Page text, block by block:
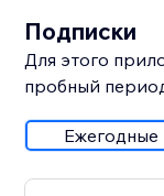
Подписки
Для этого
пробный
Ежегодные